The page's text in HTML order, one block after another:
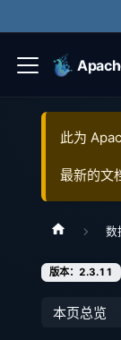
此为
最新的文
数
版本：2.3.11
本页总览